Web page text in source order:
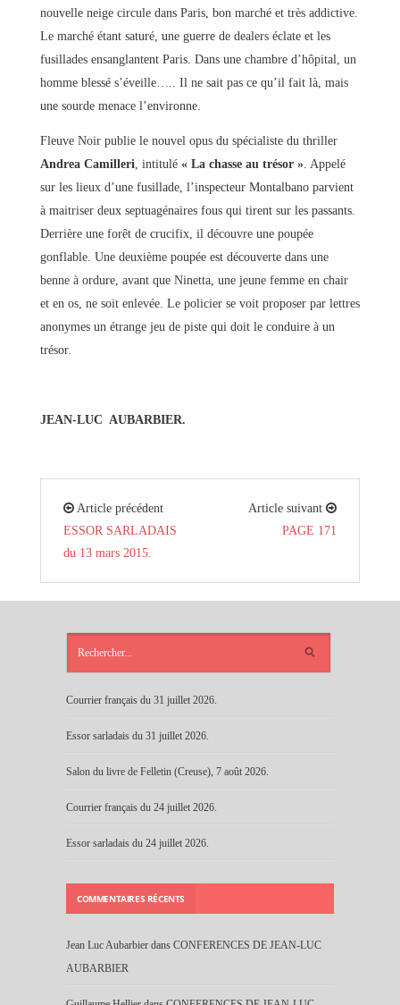
nouvelle neige circule dans Paris, bon marché et très addictive.
Le marché étant saturé, une guerre de dealers éclate et les
fusillades ensanglantent Paris. Dans une chambre d’hôpital, un
homme blessé s’éveille….. Il ne sait pas ce qu’il fait là, mais
une sourde menace l’environne.
Fleuve Noir publie le nouvel opus du spécialiste du thriller
Andrea Camilleri , intitulé « La chasse au trésor ». Appelé
sur les lieux d’une fusillade, l’inspecteur Montalbano parvient
à maitriser deux septuagénaires fous qui tirent sur les passants.
Derrière une forêt de crucifix, il découvre une poupée
gonflable. Une deuxième poupée est découverte dans une
benne à ordure, avant que Ninetta, une jeune femme en chair
et en os, ne soit enlevée. Le policier se voit proposer par lettres
anonymes un étrange jeu de piste qui doit le conduire à un
trésor.
JEAN-LUC AUBARBIER.
Article précédent
ESSOR SARLADAIS
du 13 mars 2015.
Article suivant
PAGE 171
Courrier français du 31 juillet 2026.
Essor sarladais du 31 juillet 2026.
Salon du livre de Felletin (Creuse), 7 août 2026.
Courrier français du 24 juillet 2026.
Essor sarladais du 24 juillet 2026.
COMMENTAIRES RÉCENTS
Jean Luc Aubarbier dans CONFERENCES DE JEAN-LUC
AUBARBIER